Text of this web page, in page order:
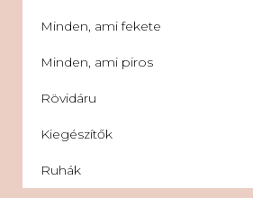
Minden, ami fekete
Minden, ami piros
Rövidáru
Kiegészítők
Ruhák